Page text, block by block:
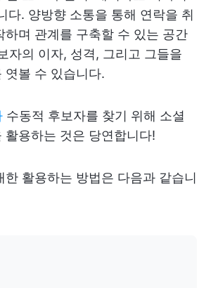
다. 양방향 소통을 통해 연락을 취
하며 관계를 구축할 수 있는 공간
자의 이자, 성격, 그리고 그들을
엿볼 수 있습니다.
수동적 후보자를 찾기 위해 소셜
활용하는 것은 당연합니다!
한 활용하는 방법은 다음과 같습니